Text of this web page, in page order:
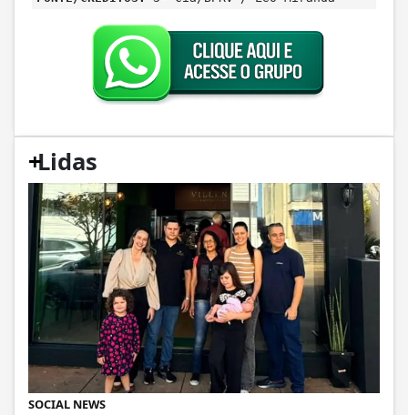
+
Lidas
SOCIAL NEWS